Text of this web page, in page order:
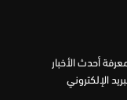
أحدث الأخبار
الإلكتروني